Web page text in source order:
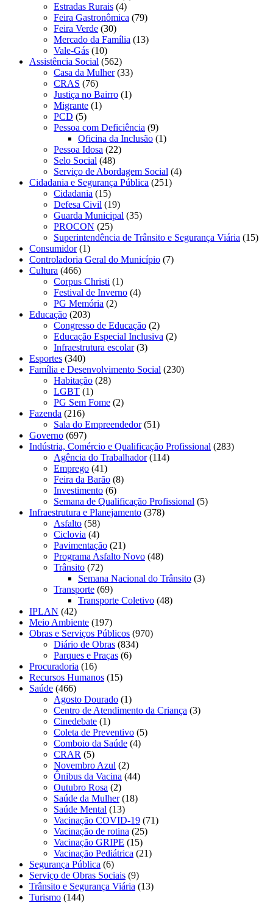
Estradas Rurais (4)
Feira Gastronômica (79)
Feira Verde (30)
Mercado da Família (13)
Vale-Gás (10)
Assistência Social (562)
Casa da Mulher(33)
CRAS (76)
Justiça no Bairro (1)
Migrante (1)
PCD (5)
Pessoa com Deficiência (9)
Oficina da Inclusão (1)
Pessoa Idosa (22)
Selo Social (48)
Serviço de Abordagem Social (4)
Cidadania e Segurança Pública (251)
Cidadania (15)
Defesa Civil (19)
Guarda Municipal (35)
PROCON (25)
Superintendência de Trânsito e Segurança Viária (15)
Consumidor(1)
Controladoria Geral do Município (7)
Cultura (466)
Corpus Christi (1)
Festival de Inverno (4)
PG Memória (2)
Educação (203)
Congresso de Educação (2)
Educação Especial Inclusiva (2)
Infraestrutura escolar(3)
Esportes (340)
Família e Desenvolvimento Social (230)
Habitação (28)
LGBT (1)
PG Sem Fome (2)
Fazenda (216)
Sala do Empreendedor(51)
Governo (697)
Indústria, Comércio e Qualificação Profissional (283)
Agência do Trabalhador(114)
Emprego (41)
Feira da Barão (8)
Investimento (6)
Semana de Qualificação Profissional (5)
Infraestrutura e Planejamento (378)
Asfalto (58)
Ciclovia (4)
Pavimentação (21)
Programa Asfalto Novo (48)
Trânsito (72)
Semana Nacional do Trânsito (3)
Transporte (69)
Transporte Coletivo (48)
IPLAN (42)
Meio Ambiente (197)
Obras e Serviços Públicos (970)
Diário de Obras (834)
Parques e Praças (6)
Procuradoria (16)
Recursos Humanos (15)
Saúde (466)
Agosto Dourado (1)
Centro de Atendimento da Criança (3)
Cinedebate (1)
Coleta de Preventivo (5)
Comboio da Saúde (4)
CRAR (5)
Novembro Azul (2)
Ônibus da Vacina (44)
Outubro Rosa (2)
Saúde da Mulher(18)
Saúde Mental (13)
Vacinação COVID-19 (71)
Vacinação de rotina (25)
Vacinação GRIPE (15)
Vacinação Pediátrica (21)
Segurança Pública (6)
Serviço de Obras Sociais (9)
Trânsito e Segurança Viária (13)
Turismo (144)